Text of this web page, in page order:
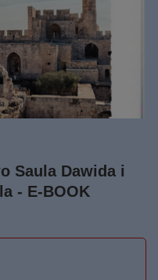
Saula Dawida i
- E-BOOK